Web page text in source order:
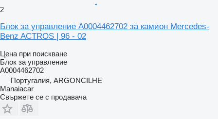
2
Блок за управление A0004462702 за камион Mercedes-
Benz ACTROS | 96 - 02
Цена при поискване
Блок за управление
A0004462702
Португалия, ARGONCILHE
Manaiacar
Свържете се с продавача